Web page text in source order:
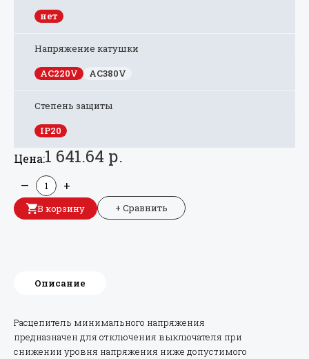
нет
Напряжение катушки
AC220V
AC380V
Степень защиты
IP20
Цена:1 641.64 р.
— +
В корзину + Сравнить
Описание
Расцепитель минимального напряжения
предназначен для отключения выключателя при
снижении уровня напряжения ниже допустимого